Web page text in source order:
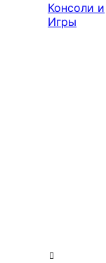
Консоли и
Игры